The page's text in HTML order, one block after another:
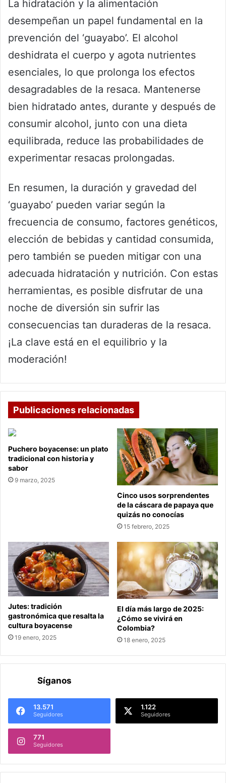
La hidratación y la alimentación
desempeñan un papel fundamental en la
prevención del ‘guayabo’. El alcohol
deshidrata el cuerpo y agota nutrientes
esenciales, lo que prolonga los efectos
desagradables de la resaca. Mantenerse
bien hidratado antes, durante y después de
consumir alcohol, junto con una dieta
equilibrada, reduce las probabilidades de
experimentar resacas prolongadas.
En resumen, la duración y gravedad del
‘guayabo’ pueden variar según la
frecuencia de consumo, factores genéticos,
elección de bebidas y cantidad consumida,
pero también se pueden mitigar con una
adecuada hidratación y nutrición. Con estas
herramientas, es posible disfrutar de una
noche de diversión sin sufrir las
consecuencias tan duraderas de la resaca.
¡La clave está en el equilibrio y la
moderación!
Publicaciones relacionadas
Puchero boyacense: un plato
tradicional con historia y
sabor
9 marzo, 2025
Cinco usos sorprendentes
de la cáscara de papaya que
quizás no conocías
15 febrero, 2025
Jutes: tradición
gastronómica que resalta la
cultura boyacense
19 enero, 2025
El día más largo de 2025:
¿Cómo se vivirá en
Colombia?
18 enero, 2025
Síganos
13.571
Seguidores
1.122
Seguidores
771
Seguidores